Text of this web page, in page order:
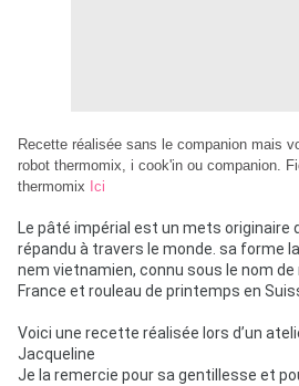
Recette réalisée sans le companion mais
robot thermomix, i cook'in ou companion.
thermomix Ici
Le pâté impérial est un mets originaire
répandu à travers le monde. sa forme
nem vietnamien, connu sous le nom de
France et rouleau de printemps en
Voici une recette réalisée lors d’un
Jacqueline
Je la remercie pour sa gentillesse et